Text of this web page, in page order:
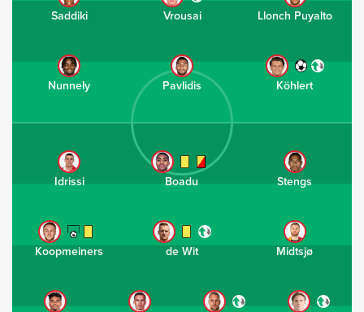
Saddiki Vrousai Llonch Puyalto
Nunnely Pavlidis Köhlert
Midtsjø
de Wit
Koopmeiners
Stengs
Boadu
Idrissi